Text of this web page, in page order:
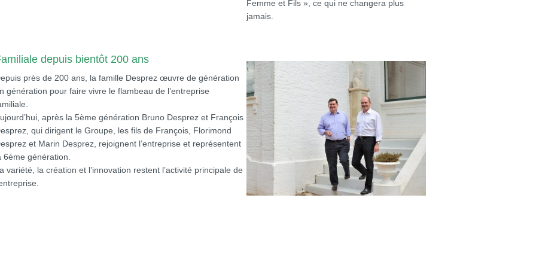
Femme et Fils », ce qui ne changera plus
jamais.
depuis bientôt 200 ans
près de 200 ans, la famille Desprez œuvre de génération
génération pour faire vivre le flambeau de l’entreprise
après la 5ème génération Bruno Desprez et François
qui dirigent le Groupe, les fils de François, Florimond
et Marin Desprez, rejoignent l’entreprise et représentent
6ème génération.
variété, la création et l’innovation restent l’activité principale de